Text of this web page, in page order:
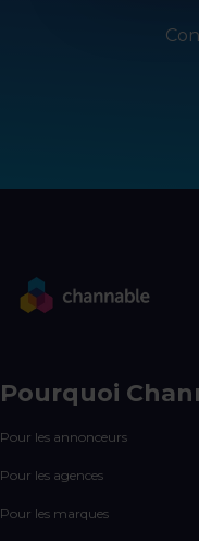
Pourquoi
Pour les annonceurs
Pour les agences
Pour les marques